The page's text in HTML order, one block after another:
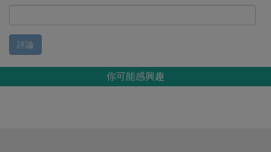
評論
你可能感興趣